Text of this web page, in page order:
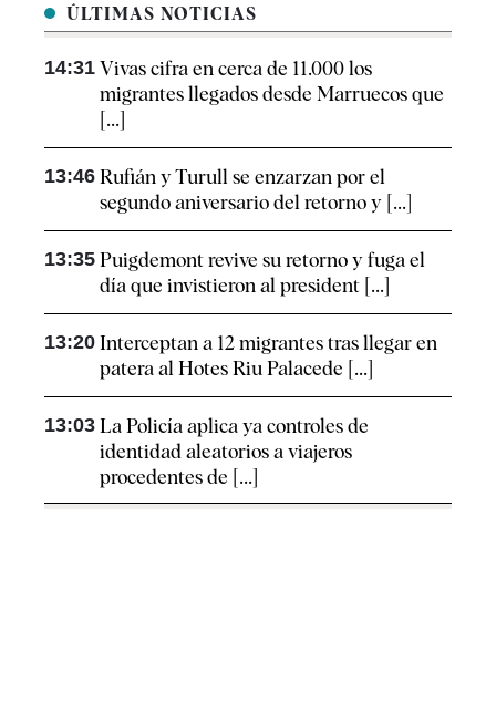
ÚLTIMAS NOTICIAS
14:31 Vivas cifra en cerca de 11.000 los
migrantes llegados desde Marruecos que
[...]
13:46 Rufián y Turull se enzarzan por el
segundo aniversario del retorno y [...]
13:35 Puigdemont revive su retorno y fuga el
día que invistieron al president [...]
13:20 Interceptan a 12 migrantes tras llegar en
patera al Hotes Riu Palacede [...]
13:03 La Policía aplica ya controles de
identidad aleatorios a viajeros
procedentes de [...]